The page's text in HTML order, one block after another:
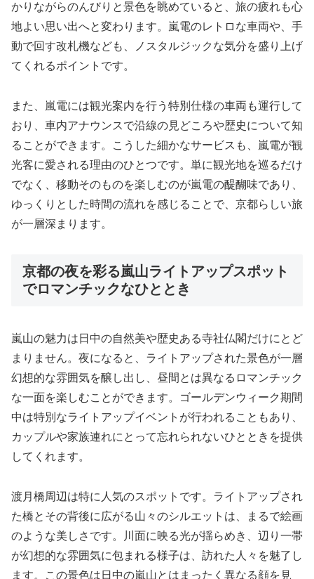
かりながらのんびりと景色を眺めていると、旅の疲れも心
地よい思い出へと変わります。嵐電のレトロな車両や、手
動で回す改札機なども、ノスタルジックな気分を盛り上げ
てくれるポイントです。
また、嵐電には観光案内を行う特別仕様の車両も運行して
おり、車内アナウンスで沿線の見どころや歴史について知
ることができます。こうした細かなサービスも、嵐電が観
光客に愛される理由のひとつです。単に観光地を巡るだけ
でなく、移動そのものを楽しむのが嵐電の醍醐味であり、
ゆっくりとした時間の流れを感じることで、京都らしい旅
が一層深まります。
京都の夜を彩る嵐山ライトアップスポット
でロマンチックなひととき
嵐山の魅力は日中の自然美や歴史ある寺社仏閣だけにとど
まりません。夜になると、ライトアップされた景色が一層
幻想的な雰囲気を醸し出し、昼間とは異なるロマンチック
な一面を楽しむことができます。ゴールデンウィーク期間
中は特別なライトアップイベントが行われることもあり、
カップルや家族連れにとって忘れられないひとときを提供
してくれます。
渡月橋周辺は特に人気のスポットです。ライトアップされ
た橋とその背後に広がる山々のシルエットは、まるで絵画
のような美しさです。川面に映る光が揺らめき、辺り一帯
が幻想的な雰囲気に包まれる様子は、訪れた人々を魅了し
ます。この景色は日中の嵐山とはまったく異なる顔を見